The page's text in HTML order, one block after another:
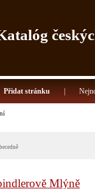
Přidat stránku
Mlýně